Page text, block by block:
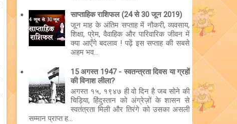
साप्ताहिक राशिफल (24 से 30 जून 2019)
जून माह के अंतिम सप्ताह में नौकरी, व्यवसाय,
शिक्षा, प्रेम, वैवाहिक और पारिवारिक जीवन में
क्या आएँगे बदलाव ! पढ़ें इस सप्ताह की सबसे
अहम भव...
15 अगस्त 1947 - स्वतन्त्रता दिवस या ग्रहों
की विनाश लीला?
अगस्त १५, १९४७ ही वो दिन है जब सोने की
चिड़िया, हिंदुस्तान को अंग्रेज़ों के शासन से
स्वतंत्रता मिली और तिरंगे को उसका असली
सम्मान प्राप्त ह...